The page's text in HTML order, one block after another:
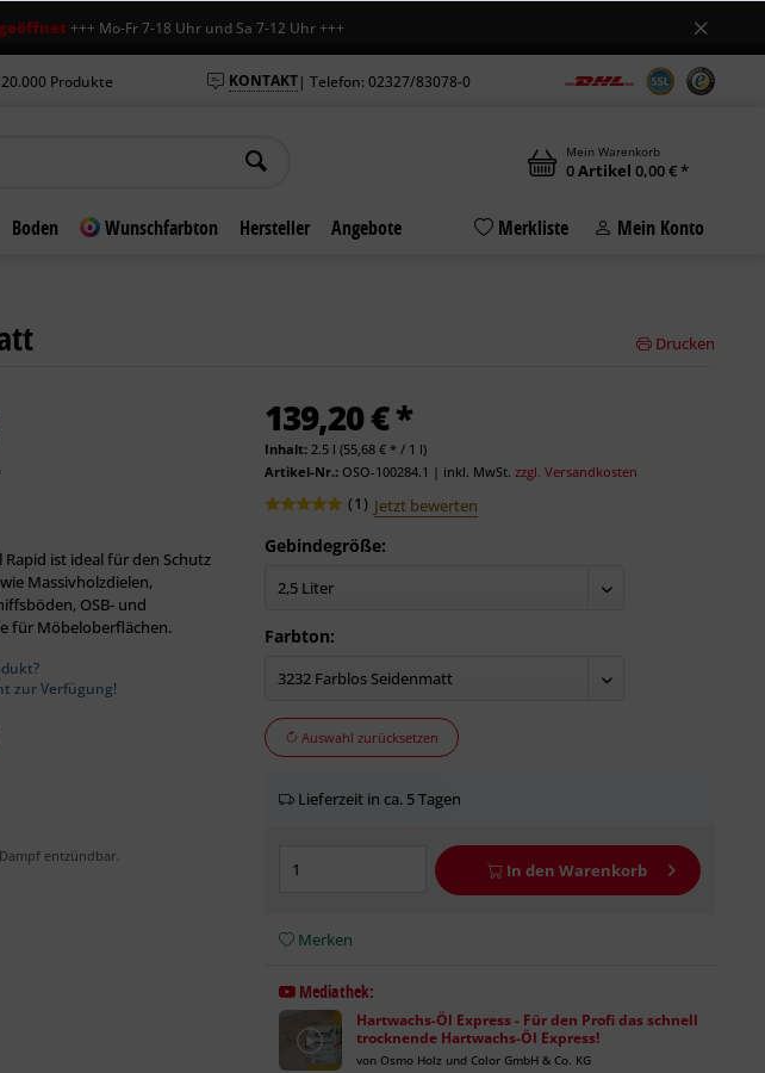
+++ Mo-Fr 7-18 Uhr und Sa 7-12 Uhr +++
Produkte KONTAKT| Telefon: 02327/83078-0
Mein Warenkorb
0Artikel 0,00 € *
Boden Wunschfarbton Hersteller Angebote Merkliste Mein Konto
Drucken
ist ideal für den Schutz
Massivholzdielen,
OSB- und
für Möbeloberflächen.
zur Verfügung!
entzündbar.
139,20 € *
Inhalt: 2.5 l (55,68 € * / 1 l)
Artikel-Nr.: OSO-100284.1 | inkl. MwSt. zzgl. Versandkosten
(1) Jetzt bewerten
Gebindegröße:
Farbton:
Auswahl zurücksetzen
Lieferzeit in ca. 5 Tagen
In den Warenkorb
Merken
Mediathek:
Hartwachs-Öl Express - Für den Profi das schnell
trocknende Hartwachs-Öl Express!
von Osmo Holz und Color GmbH & Co. KG